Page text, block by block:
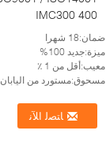
IMC300 400
ضمان:18 شهرا
ميزة:جديد 100%
معيب:أقل من 1 ٪
مسحوق:مستورد من اليابان